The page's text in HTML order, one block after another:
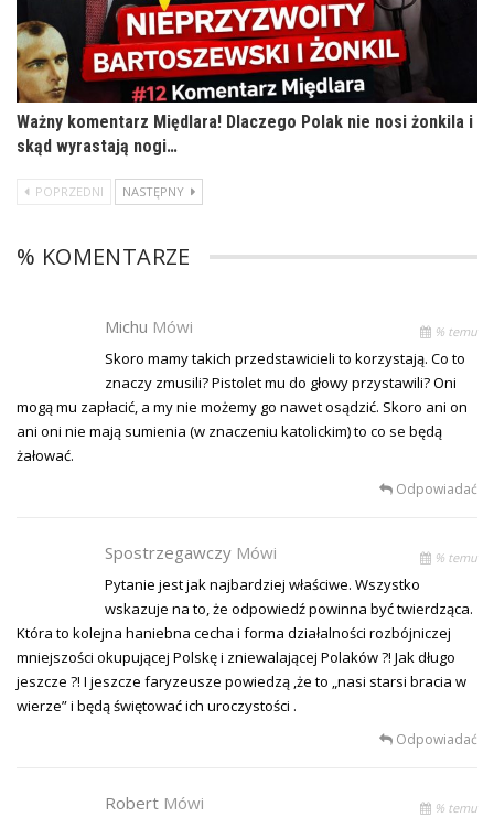
Ważny komentarz Międlara! Dlaczego Polak nie nosi żonkila i
skąd wyrastają nogi…
POPRZEDNI NASTĘPNY
% KOMENTARZE
Michu Mówi % temu
Skoro mamy takich przedstawicieli to korzystają. Co to
znaczy zmusili? Pistolet mu do głowy przystawili? Oni
mogą mu zapłacić, a my nie możemy go nawet osądzić. Skoro ani on
ani oni nie mają sumienia (w znaczeniu katolickim) to co se będą
żałować.
Odpowiadać
Spostrzegawczy Mówi % temu
Pytanie jest jak najbardziej właściwe. Wszystko
wskazuje na to, że odpowiedź powinna być twierdząca.
Która to kolejna haniebna cecha i forma działalności rozbójniczej
mniejszości okupującej Polskę i zniewalającej Polaków ?! Jak długo
jeszcze ?! I jeszcze faryzeusze powiedzą ,że to „nasi starsi bracia w
wierze” i będą świętować ich uroczystości .
Odpowiadać
Robert Mówi % temu